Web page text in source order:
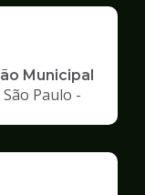
Municipal
Paulo -